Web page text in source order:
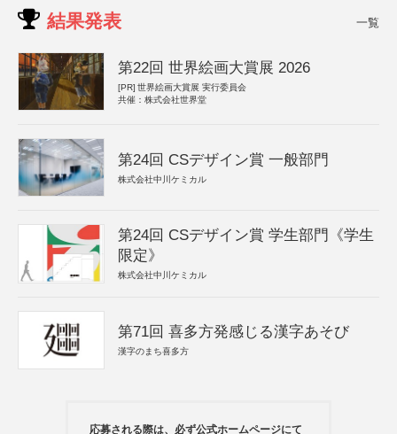
結果発表 一覧
第22回 世界絵画大賞展 2026
[PR] 世界絵画大賞展 実行委員会
共催：株式会社世界堂
第24回 CSデザイン賞 一般部門
株式会社中川ケミカル
第24回 CSデザイン賞 学生部門《学生
限定》
株式会社中川ケミカル
第71回 喜多方発感じる漢字あそび
漢字のまち喜多方
応募される際は、必ず公式ホームページにて